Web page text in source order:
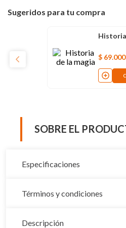
Sugeridos para tu compra
$ 69.000
SOBRE EL
Especificaciones
Términos y condiciones
Descripción